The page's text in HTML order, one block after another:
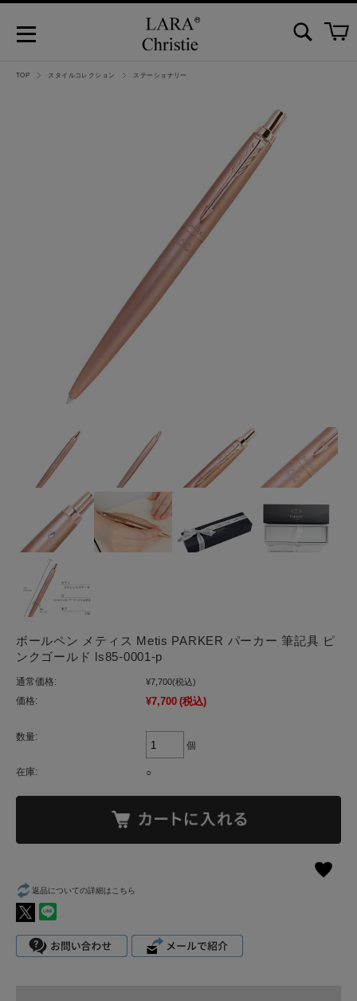
TOP スタイルコレクション ステーショナリー
ボールペン メティス Metis PARKER パーカー 筆記具 ピ
ンクゴールド ls85-0001-p
通常価格: ¥7,700(税込)
価格: ¥7,700 (税込)
数量:
個
在庫: ○
返品についての詳細はこちら